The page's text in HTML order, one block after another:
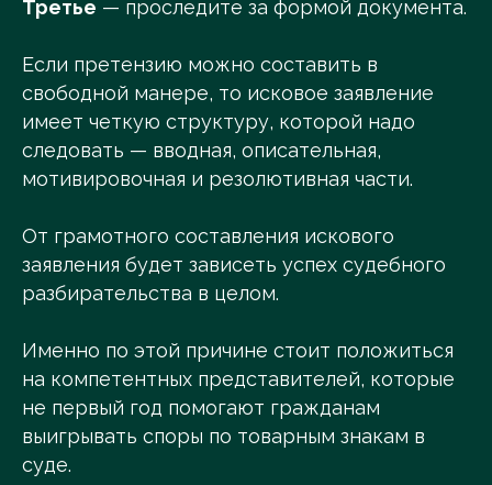
Третье — проследите за формой документа.
Если претензию можно составить в
свободной манере, то исковое заявление
имеет четкую структуру, которой надо
следовать — вводная, описательная,
мотивировочная и резолютивная части.
От грамотного составления искового
заявления будет зависеть успех судебного
разбирательства в целом.
Именно по этой причине стоит положиться
на компетентных представителей, которые
не первый год помогают гражданам
выигрывать споры по товарным знакам в
суде.